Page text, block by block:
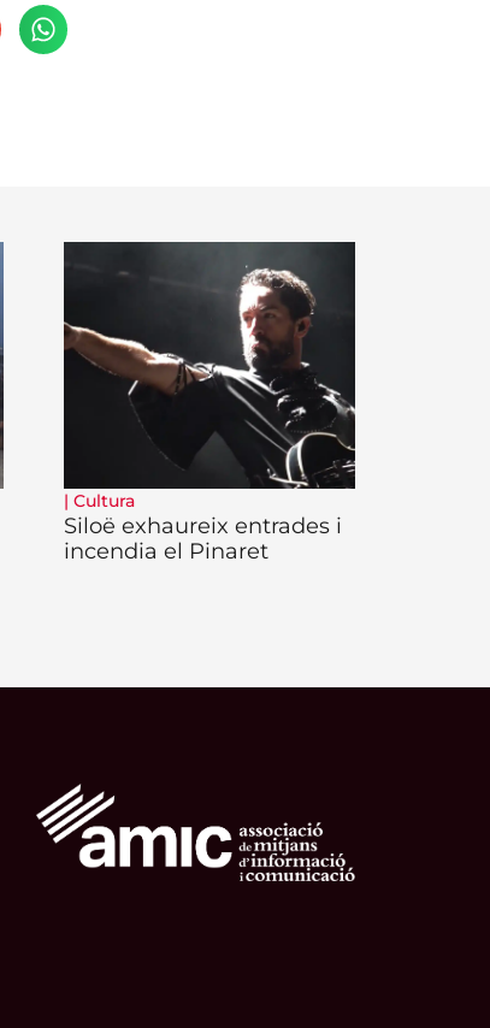
| Cultura
Siloë exhaureix entrades i
incendia el Pinaret